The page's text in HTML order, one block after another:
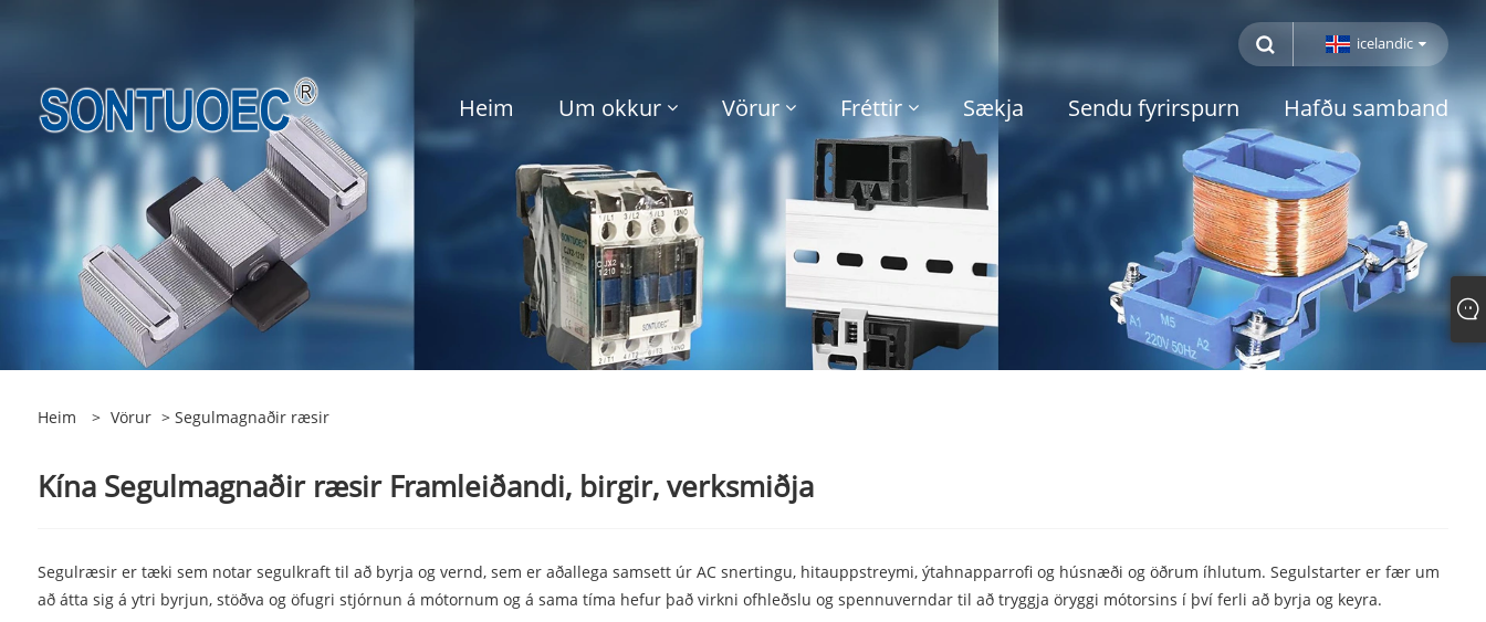
icelandic
Heim Um okkur Vörur Fréttir Sækja Sendu fyrirspurn Hafðu samband
Heim > Vörur > Segulmagnaðir ræsir
Kína Segulmagnaðir ræsir Framleiðandi, birgir, verksmiðja
Segulræsir er tæki sem notar segulkraft til að byrja og vernd, sem er aðallega samsett úr AC snertingu, hitauppstreymi, ýtahnapparrofi og húsnæði og öðrum íhlutum. Segulstarter er fær um
að átta sig á ytri byrjun, stöðva og öfugri stjórnun á mótornum og á sama tíma hefur það virkni ofhleðslu og spennuverndar til að tryggja öryggi mótorsins í því ferli að byrja og keyra.